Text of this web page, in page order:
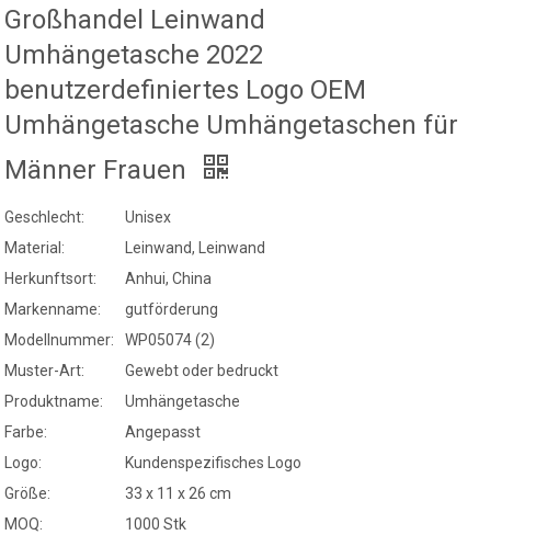
Großhandel Leinwand
Umhängetasche 2022
benutzerdefiniertes Logo OEM
Umhängetasche Umhängetaschen für
Männer Frauen
Geschlecht:
Unisex
Material:
Leinwand, Leinwand
Herkunftsort:
Anhui, China
Markenname:
gutförderung
Modellnummer:
WP05074 (2)
Muster-Art:
Gewebt oder bedruckt
Produktname:
Umhängetasche
Farbe:
Angepasst
Logo:
Kundenspezifisches Logo
Größe:
33 x 11 x 26 cm
MOQ:
1000 Stk